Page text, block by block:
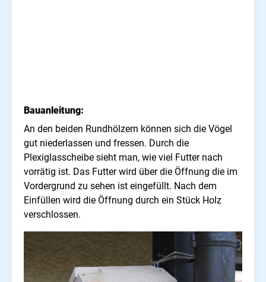
Bauanleitung:
An den beiden Rundhölzern können sich die Vögel
gut niederlassen und fressen. Durch die
Plexiglasscheibe sieht man, wie viel Futter nach
vorrätig ist. Das Futter wird über die Öffnung die im
Vordergrund zu sehen ist eingefüllt. Nach dem
Einfüllen wird die Öffnung durch ein Stück Holz
verschlossen.